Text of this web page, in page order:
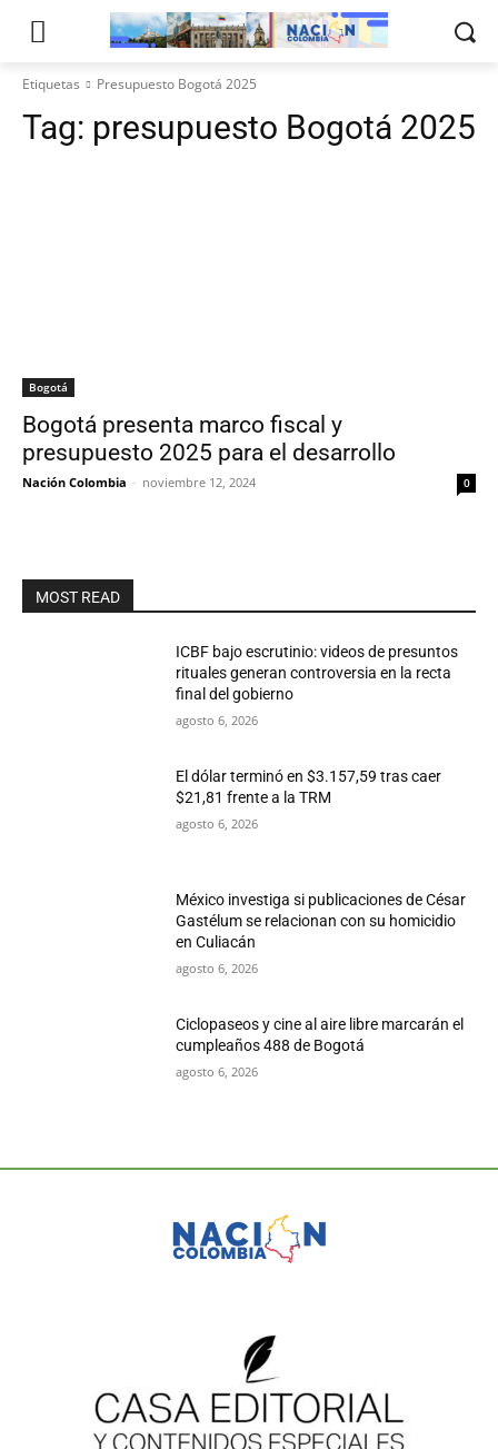
Etiquetas Presupuesto Bogotá 2025
Tag: presupuesto Bogotá 2025
Bogotá
Bogotá presenta marco fiscal y
presupuesto 2025 para el desarrollo
Nación Colombia - noviembre 12, 2024 0
MOST READ
ICBF bajo escrutinio: videos de presuntos
rituales generan controversia en la recta
final del gobierno
agosto 6, 2026
El dólar terminó en $3.157,59 tras caer
$21,81 frente a la TRM
agosto 6, 2026
México investiga si publicaciones de César
Gastélum se relacionan con su homicidio
en Culiacán
agosto 6, 2026
Ciclopaseos y cine al aire libre marcarán el
cumpleaños 488 de Bogotá
agosto 6, 2026